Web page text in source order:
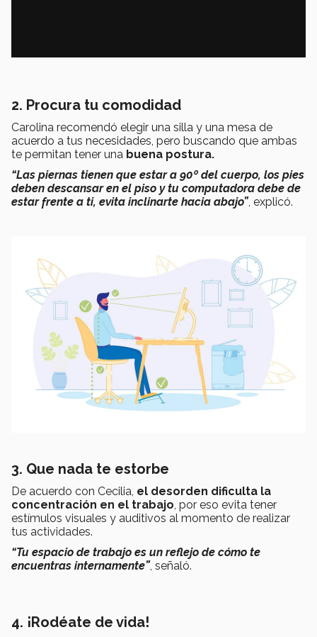
2. Procura tu comodidad
Carolina recomendó elegir una silla y una mesa de
acuerdo a tus necesidades, pero buscando que ambas
te permitan tener una buena postura.
“Las piernas tienen que estar a 90º del cuerpo, los pies
deben descansar en el piso y tu computadora debe de
estar frente a ti, evita inclinarte hacia abajo”, explicó.
3. Que nada te estorbe
De acuerdo con Cecilia, el desorden dificulta la
concentración en el trabajo, por eso evita tener
estímulos visuales y auditivos al momento de realizar
tus actividades.
“Tu espacio de trabajo es un reflejo de cómo te
encuentras internamente”, señaló.
4. ¡Rodéate de vida!